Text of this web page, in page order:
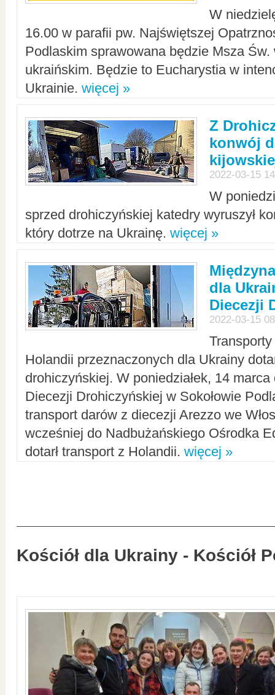
W
16.00 w parafii pw. Najświętszej
Podlaskim sprawowana będzie Msza Św.
ukraińskim. Będzie to Eucharystia w
Ukrainie. więcej »
Z
konwój
2022-03-15
W
sprzed drohiczyńskiej katedry wyruszył
który dotrze na Ukrainę. więcej »
dla
Diecezji
2022-03-15
Holandii przeznaczonych dla Ukrainy
drohiczyńskiej. W poniedziałek, 14
Diecezji Drohiczyńskiej w Sokołowie
transport darów z diecezji Arezzo we
wcześniej do Nadbużańskiego Ośrodka
dotarł transport z Holandii. więcej »
Kościół dla Ukrainy - Kościół